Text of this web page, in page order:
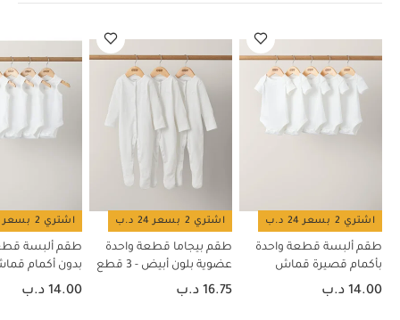
تنظف الألوان الداكنة بشكل منفصل
من الداخل قد يعجبك أيضاً:طقم ألبسة قطعة واحدة بأكمام قصيرة
قماش عضوي بلون أبيض - 5 قطع
طقم بيجاما قطعة واحدة عضوية
بلون أبيض - 3 قطع
طقم ألبسة قطعة واحدة بدون أكمام قماش عضوي
بلون أبيض - 5 قطع
طقم ريزورت منسوج مخطط، قطعتين
حذاء مفتوح
اشتري 2 بسعر 24 د.ب
طقم ألبسة قطعة واحدة
بأكمام قصيرة قماش
عضوي بلون أبيض - 5 قطع
14.00 د.ب
اشتري 2 بسعر 24 د.ب
طقم بيجاما قطعة واحدة
عضوية بلون أبيض - 3 قطع
16.75 د.ب
اشتري 2 بسعر 24 د.ب
طقم ألبسة
بدون أكمام
بلون أبيض - 5 قطع
14.00 د.ب